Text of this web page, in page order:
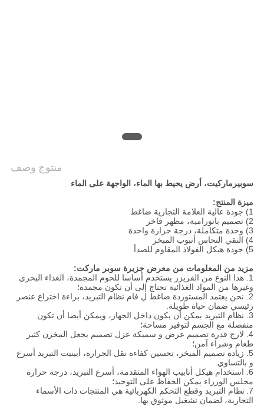
منتوج وصف
سوبيرماركيت، أرض يحيط بها الماء، الواجهة على الماء
ميزة المنتج:
1) جودة عالية العلامة التجارية ضاغط
2) تصميم بانورامية، مظهر فاخر
3) وحدة متكاملة، درجة حرارة واحدة
4) النقي النحاس أنبوب المبخر
5) جودة هيكل الفولاذ المقاوم للصدأ
مزيد من المعلومات من معرض جزيرة سوبر ماركت:
1. هذا النوع من الفريزر يستخدم أساسا للحوم المجمدة، الغذاء البحري
وغيرها من المواد الغذائية تحتاج إلى أن تكون مجمدة؛
2. نحن يعتمد المستوردة ضاغط ل فام نظام التبريد، براءة اختراع عنصر
رئيسي ضمان حياة طويلة.
3. نظام التبريد يمكن أن يكون داخل الجهاز، ويمكن أيضا أن تكون
منفصلة مع الجسم لتوفير مساحة؛
4. لارج قدرة تصميم عرض و سميكة عزل تصميم يجعل المخزن كثير
طعام وشراء آمن؛
5. زيادة تصميم المبخر، تحسين كفاءة نقل الحرارة، أبينيت التبريد أسرع
و بالتساوي.
6. استخدام هيكل أنابيب الهواء المتقدمة، أسرع التبريد، درجة حرارة
مجلس الوزراء يمكن الحفاظ على التوحيد؛
7. نظام التبريد وقطع التحكم الكهربائية هي المنتجات ذات الأسماء
التجارية، لضمان تشغيل موثوق بها.